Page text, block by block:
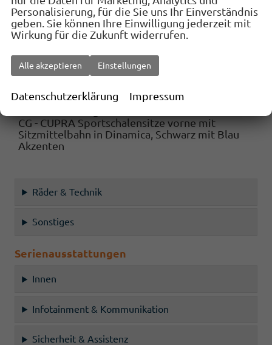
Außenfarbe
0E - Midnight Black Met.
CG - CUPRA Sportschalensitze vorne mit
Sitzmittelbahn in Dinamica, Schwarz mit Blau
Akzenten
Räder & Technik
Sonstiges
Serienausstattungen
Innen
Infotainment & Kommunikation
Sicherheit & Assistenz
Personalisierung, für die Sie uns Ihr Einverständnis
geben. Sie können Ihre Einwilligung jederzeit mit
Wirkung für die Zukunft widerrufen.
Alle akzeptieren Einstellungen
Datenschutzerklärung Impressum